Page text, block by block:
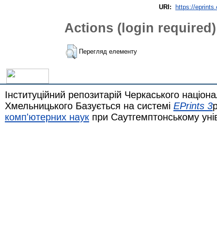
URI: https://
Actions (login required)
Перегляд елементу
Інституційний репозитарій Черкаського
Хмельницького Базується на системі EPrints 3
комп'ютерних наук при Саутгемптонському